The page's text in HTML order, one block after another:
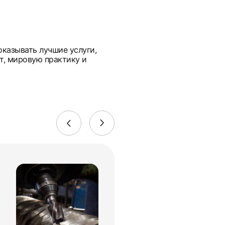
лучшие услуги,
мировую практику и